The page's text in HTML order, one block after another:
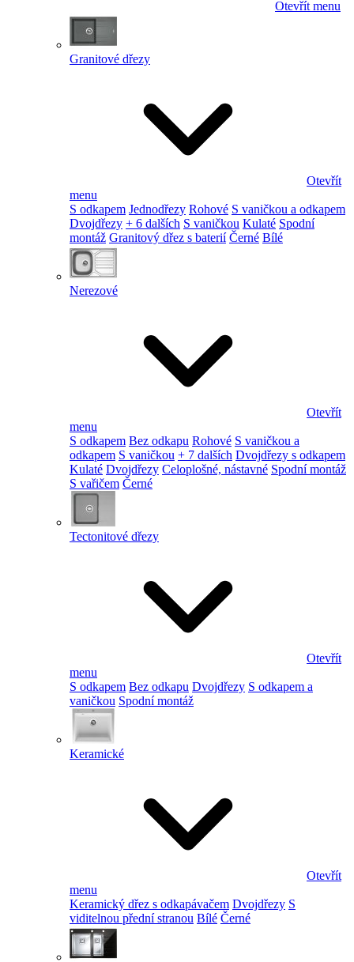
Otevřít menu
Granitové dřezy
Otevřít
menu
S odkapem Jednodřezy Rohové S vaničkou a odkapem
Dvojdřezy + 6 dalších S vaničkou Kulaté Spodní
montáž Granitový dřez s baterií Černé Bílé
Nerezové
Otevřít
menu
S odkapem Bez odkapu Rohové S vaničkou a
odkapem S vaničkou + 7 dalších Dvojdřezy s odkapem
Kulaté Dvojdřezy Celoplošné, nástavné Spodní montáž
S vařičem Černé
Tectonitové dřezy
Otevřít
menu
S odkapem Bez odkapu Dvojdřezy S odkapem a
vaničkou Spodní montáž
Keramické
Otevřít
menu
Keramický dřez s odkapávačem Dvojdřezy S
viditelnou přední stranou Bílé Černé